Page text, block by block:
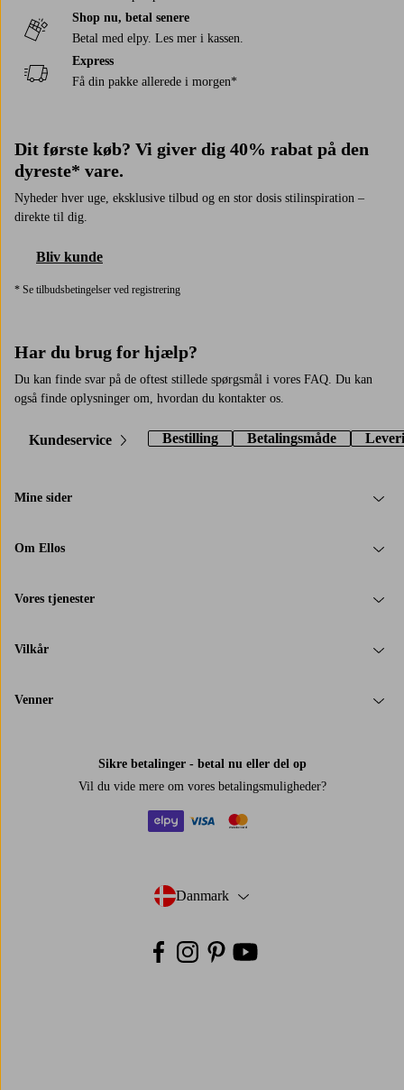
Shop nu, betal senere
Betal med elpy. Les mer i kassen.
Express
Få din pakke allerede i morgen*
Dit første køb? Vi giver dig 40% rabat på den
dyreste* vare.
Nyheder hver uge, eksklusive tilbud og en stor dosis stilinspiration –
direkte til dig.
Bliv kunde
* Se tilbudsbetingelser ved registrering
Har du brug for hjælp?
Du kan finde svar på de oftest stillede spørgsmål i vores FAQ. Du kan
også finde oplysninger om, hvordan du kontakter os.
Kundeservice Bestilling Betalingsmåde
Mine sider
Om Ellos
Vores tjenester
Vilkår
Venner
Sikre betalinger - betal nu eller del op
Vil du vide mere om vores betalingsmuligheder?
Danmark
- Vælg land